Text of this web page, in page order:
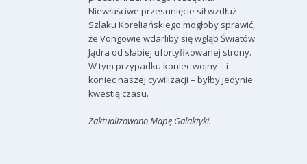
Niewłaściwe przesunięcie sił wzdłuż
Szlaku Koreliańskiego mogłoby sprawić,
że Vongowie wdarliby się wgłąb Światów
Jądra od słabiej ufortyfikowanej strony.
W tym przypadku koniec wojny – i
koniec naszej cywilizacji – byłby jedynie
kwestią czasu.
Zaktualizowano Mapę Galaktyki.